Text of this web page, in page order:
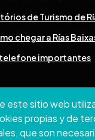
este sitio web
propias y de
que son
de Turismo de
chegar a Rías
telefone importantes
Pontevedra
804 100 | +34 986